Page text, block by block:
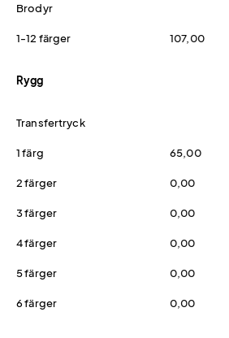
Brodyr
1-12 färger 107,00
Rygg
Transfertryck
1 färg 65,00
2 färger 0,00
3 färger 0,00
4 färger 0,00
5 färger 0,00
6 färger 0,00